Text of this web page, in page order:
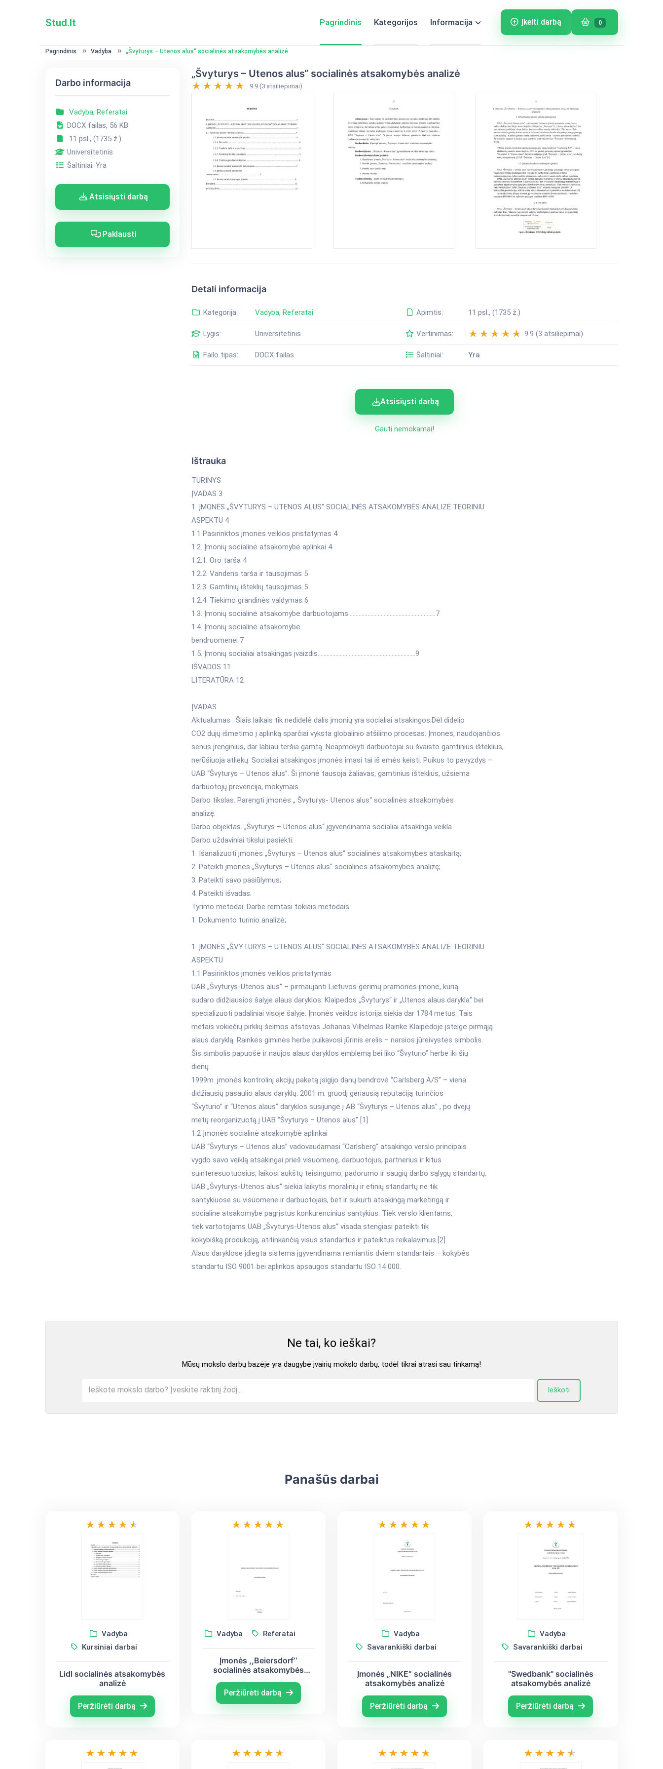
Stud.lt Pagrindinis Kategorijos Informacija Įkelti darbą 0
Pagrindinis Vadyba „Švyturys – Utenos alus“ socialinės atsakomybės analizė
Darbo informacija
Vadyba, Referatai
DOCX failas, 56 KB
11 psl., (1735 ž.)
Universitetinis
Šaltiniai: Yra
Atsisiųsti darbą
Paklausti
„Švyturys – Utenos alus“ socialinės atsakomybės analizė
9.9 (3 atsiliepimai)
Detali informacija
Kategorija: Vadyba, Referatai
Lygis: Universitetinis
Failo tipas: DOCX failas
Apimtis: 11 psl., (1735 ž.)
Vertinimas: 9.9 (3 atsiliepimai)
Šaltiniai: Yra
Atsisiųsti darbą
Gauti nemokamai!
Ištrauka
TURINYS
ĮVADAS 3
1. ĮMONĖS „ŠVYTURYS – UTENOS ALUS“ SOCIALINĖS ATSAKOMYBĖS ANALIZĖ TEORINIU
ASPEKTU 4
1.1 Pasirinktos įmonės veiklos pristatymas 4
1.2. Įmonių socialinė atsakomybė aplinkai 4
1.2.1. Oro tarša 4
1.2.2. Vandens tarša ir tausojimas 5
1.2.3. Gamtinių išteklių tausojimas 5
1.2.4. Tiekimo grandinės valdymas 6
1.3. Įmonių socialinė atsakomybė darbuotojams…………………………………………………..7
1.4. Įmonių socialinė atsakomybė
bendruomenei 7
1.5. Įmonių socialiai atsakingas įvaizdis…………………………………………………………9
IŠVADOS 11
LITERATŪRA 12
ĮVADAS
Aktualumas : Šiais laikais tik nedidelė dalis įmonių yra socialiai atsakingos.Dėl didelio
CO2 dujų išmetimo į aplinką sparčiai vyksta globalinio atšilimo procesas. Įmonės, naudojančios
senus įrenginius, dar labiau teršia gamtą. Neapmokyti darbuotojai su švaisto gamtinius išteklius,
nerūšiuoja atliekų. Socialiai atsakingos įmonės imasi tai iš emės keisti. Puikus to pavyzdys –
UAB “Švyturys – Utenos alus”. Ši įmonė tausoja žaliavas, gamtinius išteklius, užsiema
darbuotojų prevencija, mokymais.
Darbo tikslas. Parengti įmonės „ Švyturys- Utenos alus“ socialinės atsakomybės
analizę.
Darbo objektas. „Švyturys – Utenos alus“ įgyvendinama socialiai atsakinga veikla.
Darbo uždaviniai tikslui pasiekti:
1. Išanalizuoti įmonės „Švyturys – Utenos alus“ socialinės atsakomybės ataskaitą;
2. Pateikti įmonės „Švyturys – Utenos alus“ socialinės atsakomybės analizę;
3. Pateikti savo pasiūlymus;
4. Pateikti išvadas.
Tyrimo metodai. Darbe remtasi tokiais metodais:
1. Dokumento turinio analizė;
1. ĮMONĖS „ŠVYTURYS – UTENOS ALUS“ SOCIALINĖS ATSAKOMYBĖS ANALIZĖ TEORINIU
ASPEKTU
1.1 Pasirinktos įmonės veiklos pristatymas
UAB „Švyturys-Utenos alus“ – pirmaujanti Lietuvos gėrimų pramonės įmonė, kurią
sudaro didžiausios šalyje alaus daryklos: Klaipėdos „Švyturys“ ir „Utenos alaus darykla“ bei
specializuoti padaliniai visoje šalyje. Įmonės veiklos istorija siekia dar 1784 metus. Tais
metais vokiečių pirklių šeimos atstovas Johanas Vilhelmas Rainkė Klaipėdoje įsteigė pirmąją
alaus daryklą. Rainkės giminės herbe puikavosi jūrinis erelis – narsios jūreivystės simbolis.
Šis simbolis papuošė ir naujos alaus daryklos emblemą bei liko “Švyturio” herbe iki šių
dienų.
1999m. įmonės kontrolinį akcijų paketą įsigijo danų bendrovė “Carlsberg A/S” – viena
didžiausių pasaulio alaus daryklų. 2001 m. gruodį geriausią reputaciją turinčios
“Švyturio” ir “Utenos alaus” daryklos susijungė į AB “Švyturys – Utenos alus” , po dvejų
metų reorganizuotą į UAB “Švyturys – Utenos alus” [1]
1.2 Įmonės socialinė atsakomybė aplinkai
UAB “Švyturys – Utenos alus” vadovaudamasi “Carlsberg” atsakingo verslo principais
vygdo savo veiklą atsakingai prieš visuomenę, darbuotojus, partnerius ir kitus
suinteresuotuosius, laikosi aukštų teisingumo, padorumo ir saugių darbo sąlygų standartų.
UAB „Švyturys-Utenos alus“ siekia laikytis moralinių ir etinių standartų ne tik
santykiuose su visuomene ir darbuotojais, bet ir sukurti atsakingą marketingą ir
socialine atsakomybe pagrįstus konkurencinius santykius. Tiek verslo klientams,
tiek vartotojams UAB „Švyturys-Utenos alus“ visada stengiasi pateikti tik
kokybišką produkciją, atitinkančią visus standartus ir pateiktus reikalavimus.[2]
Alaus daryklose įdiegta sistema įgyvendinama remiantis dviem standartais – kokybės
standartu ISO 9001 bei aplinkos apsaugos standartu ISO 14 000.
Ne tai, ko ieškai?
Mūsų mokslo darbų bazėje yra daugybė įvairių mokslo darbų, todėl tikrai atrasi sau tinkamą!
Ieškoti
Panašūs darbai
Vadyba
Kursiniai darbai
Lidl socialinės atsakomybės
analizė
Peržiūrėti darbą
Vadyba Referatai
Įmonės ,,Beiersdorf‘‘
socialinės atsakomybės
Peržiūrėti darbą
Vadyba
Savarankiški darbai
Įmonės „NIKE“ socialinės
atsakomybės analizė
Peržiūrėti darbą
Vadyba
Savarankiški darbai
"Swedbank" socialinės
atsakomybės analizė
Peržiūrėti darbą